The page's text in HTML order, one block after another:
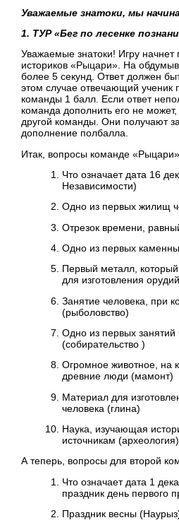
Уважаемые знатоки, мы
1. ТУР «Бег по лесенке
Уважаемые знатоки! Игру
историков «Рыцари». На
более 5 секунд. Ответ должен
этом случае отвечающий ученик
команды 1 балл. Если ответ
команда дополнить его не
другой команды. Они получают
дополнение полбалла.
Итак, вопросы команде «Рыцари»
Что означает дата 16
Независимости)
Одно из первых жилищ
Отрезок времени,
Одно из первых
Первый металл,
для изготовления
Занятие человека, при
(рыболовство)
Одно из первых занятий
(собирательство )
Огромное животное, на
древние люди (мамонт)
Материал для
человека (глина)
Наука, изучающая
источникам (археология)
А теперь, вопросы для второй
Что означает дата 1
праздник день первого
Праздник весны